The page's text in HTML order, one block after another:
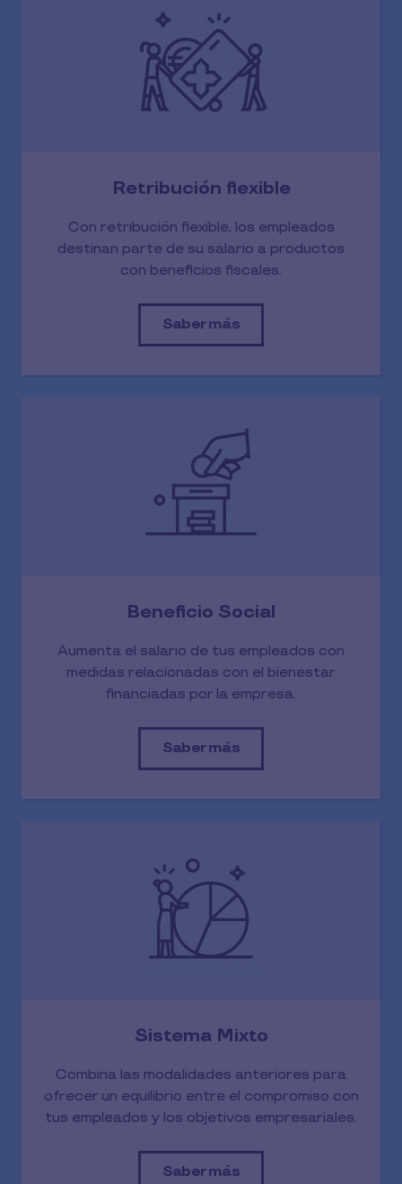
Retribución flexible
Con retribución flexible, los empleados
destinan parte de su salario a productos
con beneficios fiscales.
Saber más
Beneficio Social
Aumenta el salario de tus empleados con
medidas relacionadas con el bienestar
financiadas por la empresa.
Saber más
Sistema Mixto
Combina las modalidades anteriores para
ofrecer un equilibrio entre el compromiso con
tus empleados y los objetivos empresariales.
Saber más